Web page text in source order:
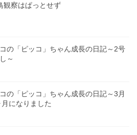
観察はぱっとせず
の「ピッコ」ちゃん成長の日記～2号
～
の「ピッコ」ちゃん成長の日記～3月
になりました